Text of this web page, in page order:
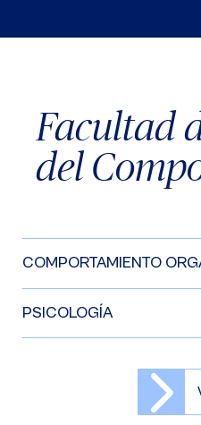
Facultad
del
COMPORTAMIENTO
PSICOLOGÍA